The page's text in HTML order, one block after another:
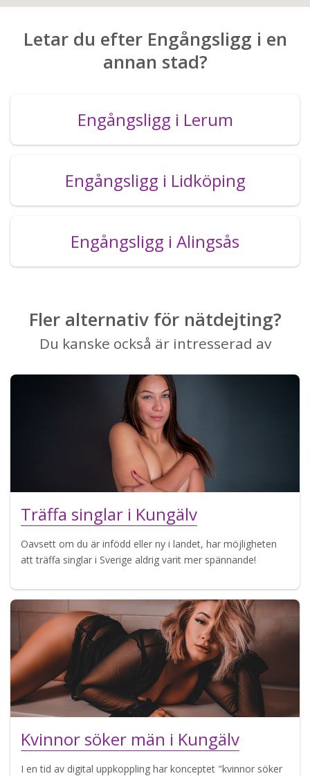
Letar du efter Engångsligg i en
annan stad?
Engångsligg i Lerum
Engångsligg i Lidköping
Engångsligg i Alingsås
Fler alternativ för nätdejting?
Du kanske också är intresserad av
Träffa singlar i Kungälv
Oavsett om du är infödd eller ny i landet, har möjligheten
att träffa singlar i Sverige aldrig varit mer spännande!
Kvinnor söker män i Kungälv
I en tid av digital uppkoppling har konceptet "kvinnor söker